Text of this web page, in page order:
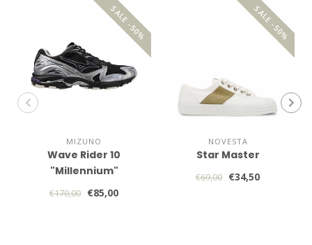
SALE -50%
MIZUNO
Wave Rider 10
"Millennium"
€170,00 €85,00
SALE -50%
NOVESTA
Star Master
€69,00 €34,50